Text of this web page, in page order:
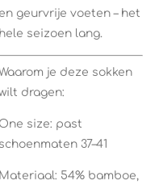
en geurvrije voeten – het
hele seizoen lang.
je deze sokken
dragen:
One size: past
schoenmaten 37–41
Materiaal: 54% bamboe,